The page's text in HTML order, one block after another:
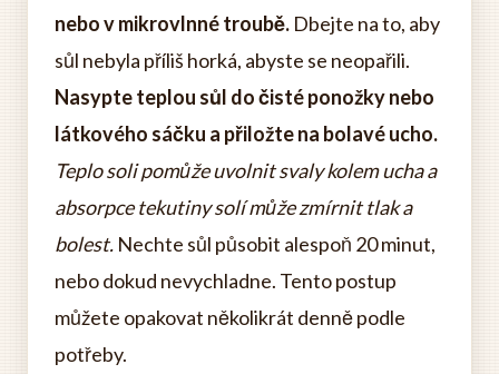
nebo v mikrovlnné troubě. Dbejte na to, aby
sůl nebyla příliš horká, abyste se neopařili.
Nasypte teplou sůl do čisté ponožky nebo
látkového sáčku a přiložte na bolavé ucho.
Teplo soli pomůže uvolnit svaly kolem ucha a
absorpce tekutiny solí může zmírnit tlak a
bolest. Nechte sůl působit alespoň 20 minut,
nebo dokud nevychladne. Tento postup
můžete opakovat několikrát denně podle
potřeby.